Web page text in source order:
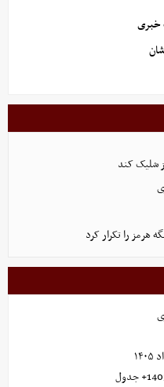
خبری
شلیک کند
هرمز را تکرار کرد